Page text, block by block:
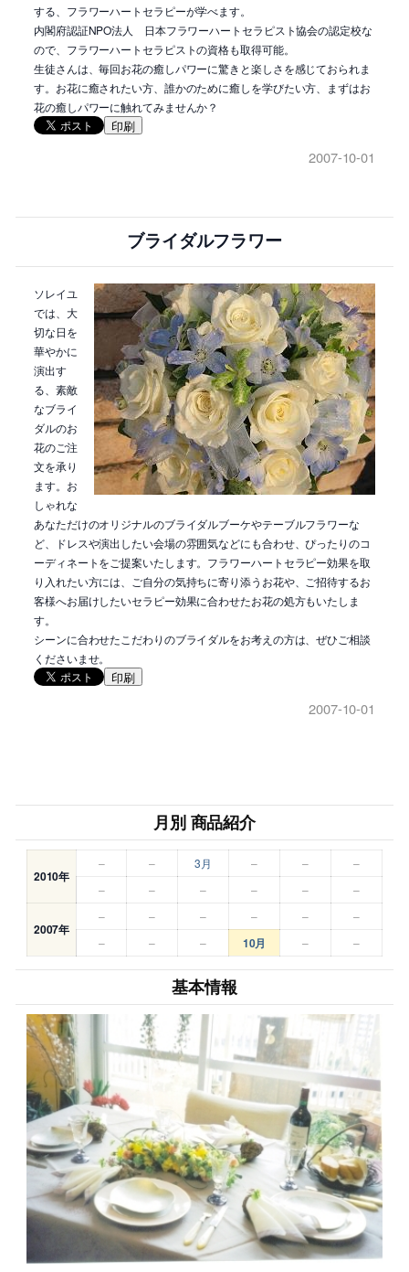
する、フラワーハートセラピーが学べます。
内閣府認証NPO法人 日本フラワーハートセラピスト協会の認定校な
ので、フラワーハートセラピストの資格も取得可能。
生徒さんは、毎回お花の癒しパワーに驚きと楽しさを感じておられま
す。お花に癒されたい方、誰かのために癒しを学びたい方、まずはお
花の癒しパワーに触れてみませんか？
印刷
2007-10-01
ブライダルフラワー
ソレイユ
では、大
切な日を
華やかに
演出す
る、素敵
なブライ
ダルのお
花のご注
文を承り
ます。お
しゃれな
あなただけのオリジナルのブライダルブーケやテーブルフラワーな
ど、ドレスや演出したい会場の雰囲気などにも合わせ、ぴったりのコ
ーディネートをご提案いたします。フラワーハートセラピー効果を取
り入れたい方には、ご自分の気持ちに寄り添うお花や、ご招待するお
客様へお届けしたいセラピー効果に合わせたお花の処方もいたしま
す。
シーンに合わせたこだわりのブライダルをお考えの方は、ぜひご相談
くださいませ。
印刷
2007-10-01
月別 商品紹介
2010年
– – 3月 – –
–
–
– – – – –
2007年
– – – – –
–
–
– – 10月 – –
基本情報